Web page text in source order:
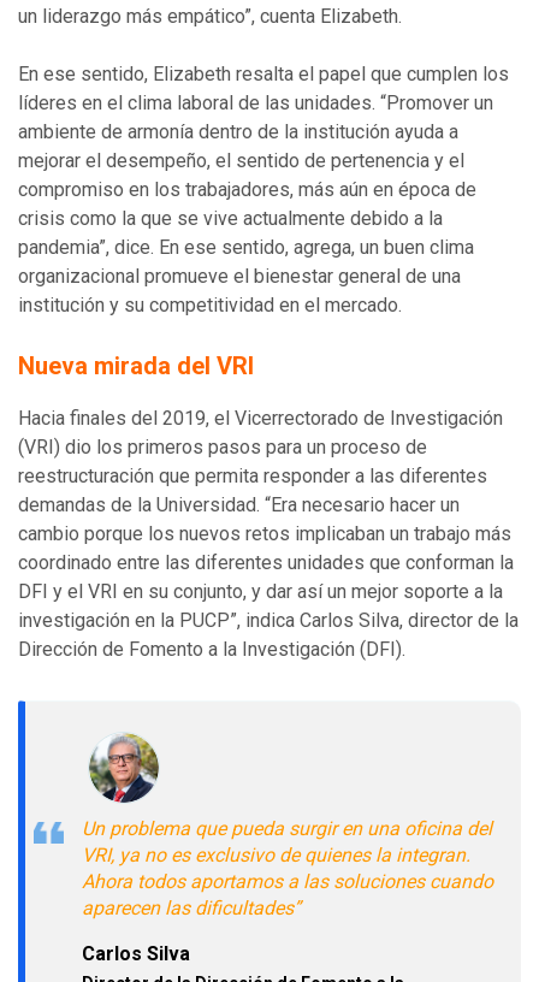
un liderazgo más empático”, cuenta Elizabeth.
En ese sentido, Elizabeth resalta el papel que cumplen los
líderes en el clima laboral de las unidades. “Promover un
ambiente de armonía dentro de la institución ayuda a
mejorar el desempeño, el sentido de pertenencia y el
compromiso en los trabajadores, más aún en época de
crisis como la que se vive actualmente debido a la
pandemia”, dice. En ese sentido, agrega, un buen clima
organizacional promueve el bienestar general de una
institución y su competitividad en el mercado.
Nueva mirada del VRI
Hacia finales del 2019, el Vicerrectorado de Investigación
(VRI) dio los primeros pasos para un proceso de
reestructuración que permita responder a las diferentes
demandas de la Universidad. “Era necesario hacer un
cambio porque los nuevos retos implicaban un trabajo más
coordinado entre las diferentes unidades que conforman la
DFI y el VRI en su conjunto, y dar así un mejor soporte a la
investigación en la PUCP”, indica Carlos Silva, director de la
Dirección de Fomento a la Investigación (DFI).
Un problema que pueda surgir en una oficina del
VRI, ya no es exclusivo de quienes la integran.
Ahora todos aportamos a las soluciones cuando
aparecen las dificultades”
Carlos Silva